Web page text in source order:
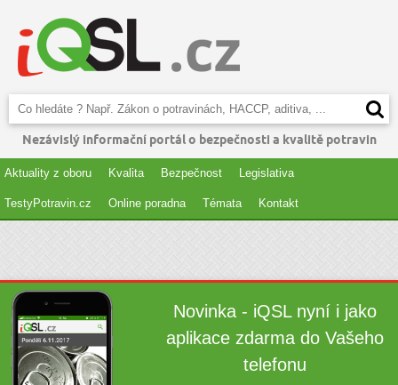
Nezávislý informační portál o bezpečnosti a kvalitě potravin
Aktuality z oboru Kvalita Bezpečnost Legislativa
TestyPotravin.cz Online poradna Témata Kontakt
Novinka - iQSL nyní i jako
aplikace zdarma do Vašeho
telefonu